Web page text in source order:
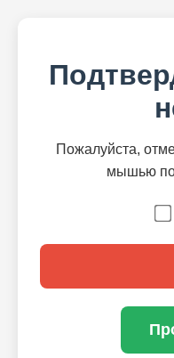
Пожалуйста,
мышью по